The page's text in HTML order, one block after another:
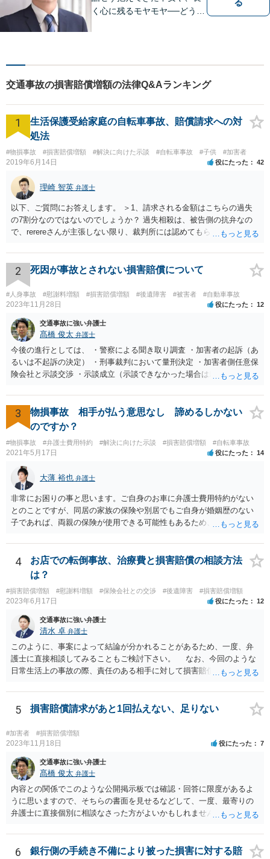
く心に残るモヤモヤ──どうぞ
一緒に見つけていきます。
【丁寧なヒアリング】【地域
密着型の法律事務所】
交通事故の損害賠償増額の法律Q&Aランキング
1
生活保護受給家庭の自転車事故、賠償請求への対
処法
#物損事故 #損害賠償増額 #解決に向けた示談 #自転車事故 #子供 #加害者
2019年6月14日 役にたった 42
理崎 智英 弁護士
以下、ご質問にお答えします。 ＞1、請求される金額はこちらの過失
の7割分なのではないのでしょうか？ 過失相殺は、被告側の抗弁なの
で、rerereさんが主張しない限り、裁判所には認めてもらえません。
のように主張する必要があります。 ＞2、毎月数千円の支払いを認め
てもらえない場合はどうなるのでしょうか？ 判決→強制執行という流
れになると思います。 ＞3、仮執行と言う事は保護費を差押えられる
のでしょうか？ 口座に残高がない場合、動産執行などもされるのでし
ょうか？ 保護費自体は差し押さえることが出来ませんが、保護費が入
金される口座は特に差押えが禁止されているわけではないので、差押
えを受けてしまう可能性はあります。 なお、動産執行については、換
価可能なものがなければ不奏功に終わると思います。
2 死因が事故とされない損害賠償について
#人身事故 #慰謝料増額 #損害賠償増額 #後遺障害 #被害者 #自動車事故
2023年11月28日 役にたった 12
交通事故に強い弁護士
髙橋 俊太 弁護士
今後の進行としては、 ・警察による聞き取り調査 ・加害者の起訴（あ
るいは不起訴の決定） ・刑事裁判において量刑決定 ・加害者側任意保
険会社と示談交渉 ・示談成立（示談できなかった場合は裁判） となり
加害者に対する処罰感情など尋ねられるはずですので、率直にお答え
になるとよいと思います。
3
物損事故 相手が払う意思なし 諦めるしかない
のですか？
#物損事故 #弁護士費用特約 #解決に向けた示談 #損害賠償増額 #自転車事故
2021年5月17日 役にたった 14
大薄 裕也 弁護士
非常にお困りの事と思います。ご自身のお車に弁護士費用特約がない
とのことですが、同居の家族の保険や別居でもご自身が婚姻歴のない
子であれば、両親の保険が使用できる可能性もあるため、まだ確認し
特約がない場合の対応についてですが、まずは民事調停という手続き
を利用することも手かと思います。訴訟の手続きよりも話し合いを重
視したものであり、書類を作る作業も頻繁には要求されないため、ご
質問者様の状況を踏まえるとおすすめできる手続きかと考えます。具
体的な利用方法に関しては、管轄の裁判所に問い合わせいただければ
教えてもらえると思います（https://www.courts.go.jp/fukuoka/saiban/
madoguti_kani/index.html）。 以上、ご参考いただけますと幸いです。
4
お店での転倒事故、治療費と損害賠償の相談方法
は？
#損害賠償増額 #慰謝料増額 #保険会社との交渉 #後遺障害 #損害賠償増額
2023年6月17日 役にたった 12
交通事故に強い弁護士
清水 卓 弁護士
このように、事案によって結論が分かれることがあるため、一度、弁
護士に直接相談してみることもご検討下さい。 なお、今回のような
日常生活上の事故の際、責任のある相手に対して損害賠償請求する際
す（ご自宅の火災保険や自動車の任意保険等を確認してみて下さい。
加入したつもりがなくても、確認してみたら付いていたということが
5 損害賠償請求があと1回払えない、足りない
#加害者 #損害賠償増額
2023年11月18日 役にたった 7
交通事故に強い弁護士
髙橋 俊太 弁護士
内容との関係でこのような公開掲示板では確認・回答に限度があるよ
うに思いますので、そちらの書面を見せるなどして、一度、最寄りの
弁護士に直接個別に相談なさった方がよいかもしれません。 （なお、
払うという約束なのであれば、支払計画のリスケジュールの可否につ
いて検討するだけということにはなるはずです。）
6
銀行側の手続き不備により被った損害に対する賠